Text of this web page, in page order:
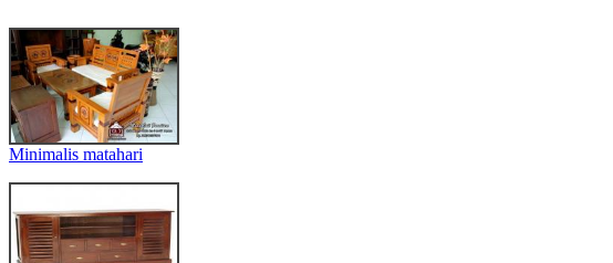
Minimalis matahari